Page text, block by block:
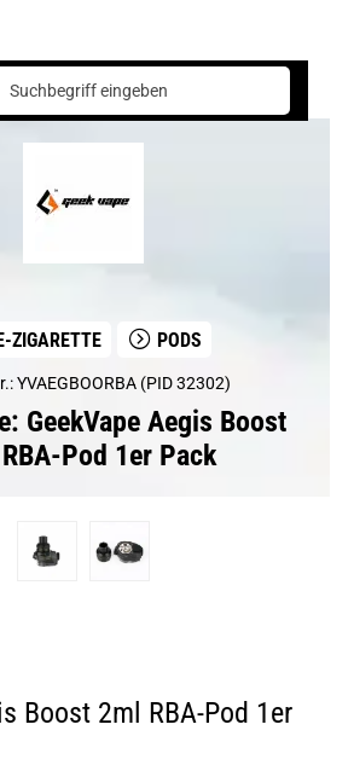
GeekVape Aegis Boost 2ml RBA-Pod 1er Pack
ZIGARETTE PODS
YVAEGBOORBA (PID 32302)
GeekVape Aegis Boost
Pod 1er Pack
Boost 2ml RBA-Pod 1er